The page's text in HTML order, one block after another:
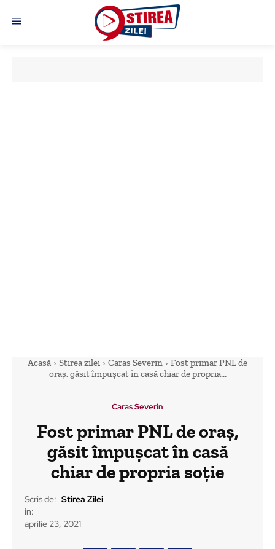
Acasă Stirea zilei Caras Severin
Fost primar PNL de
oraș, găsit împușcat în casă chiar de propria...
Caras Severin
Fost primar PNL de oraș,
găsit împușcat în casă
chiar de propria soție
Scris de: Stirea Zilei
in:
aprilie 23, 2021